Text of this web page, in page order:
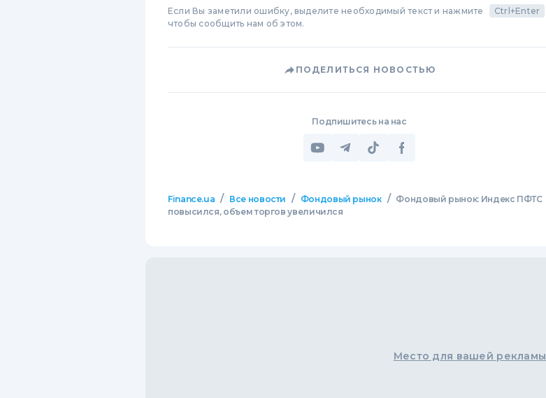
Если Вы заметили ошибку, выделите необходимый текст и нажмите Ctrl+Enter
чтобы сообщить нам об этом.
ПОДЕЛИТЬСЯ НОВОСТЬЮ
Подпишитесь на нас
Finance.ua / Все новости / Фондовый рынок / Фондовый рынок: Индекс ПФТС
повысился, объем торгов увеличился
Место для вашей рекламы